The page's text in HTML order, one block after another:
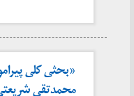
«بحثی کلی